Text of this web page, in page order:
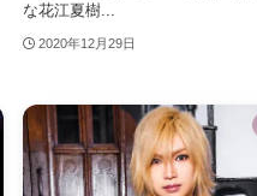
な花江夏樹...
2020年12月29日